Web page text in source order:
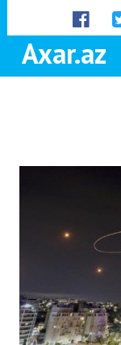
Axar.az